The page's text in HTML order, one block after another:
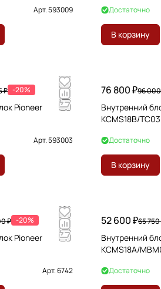
Арт.593009 Достаточно
В корзину
₽ -20%
Pioneer
Арт.593003
76 800 ₽96
Внутренний
KCMS18B/TC03
Достаточно
В корзину
₽ -20%
Pioneer
Арт.6742
52 600 ₽65 750
Внутренний
KCMS18A/
Достаточно